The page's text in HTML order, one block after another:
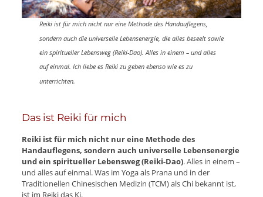
Reiki ist für mich nicht nur eine Methode des Handauflegens,
sondern auch die universelle Lebensenergie, die alles beseelt sowie
ein spiritueller Lebensweg (Reiki-Dao). Alles in einem – und alles
auf einmal. Ich liebe es Reiki zu geben ebenso wie es zu
unterrichten.
Das ist Reiki für mich
Reiki ist für mich nicht nur eine Methode des
Handauflegens, sondern auch universelle Lebensenergie
und ein spiritueller Lebensweg (Reiki-Dao). Alles in einem –
und alles auf einmal. Was im Yoga als Prana und in der
Traditionellen Chinesischen Medizin (TCM) als Chi bekannt ist,
ist im Reiki das Ki.